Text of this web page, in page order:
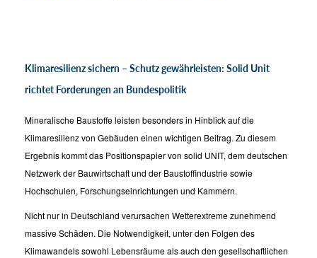
Klimaresilienz sichern – Schutz gewährleisten: Solid Unit
richtet Forderungen an Bundespolitik
Mineralische Baustoffe leisten besonders in Hinblick auf die
Klimaresilienz von Gebäuden einen wichtigen Beitrag. Zu diesem
Ergebnis kommt das Positionspapier von solid UNIT, dem deutschen
Netzwerk der Bauwirtschaft und der Baustoffindustrie sowie
Hochschulen, Forschungseinrichtungen und Kammern.
Nicht nur in Deutschland verursachen Wetterextreme zunehmend
massive Schäden. Die Notwendigkeit, unter den Folgen des
Klimawandels sowohl Lebensräume als auch den gesellschaftlichen